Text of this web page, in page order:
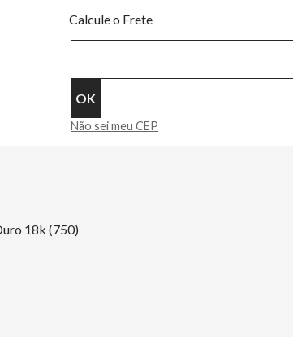
Calcule o Frete
Não sei meu CEP
18k (750)